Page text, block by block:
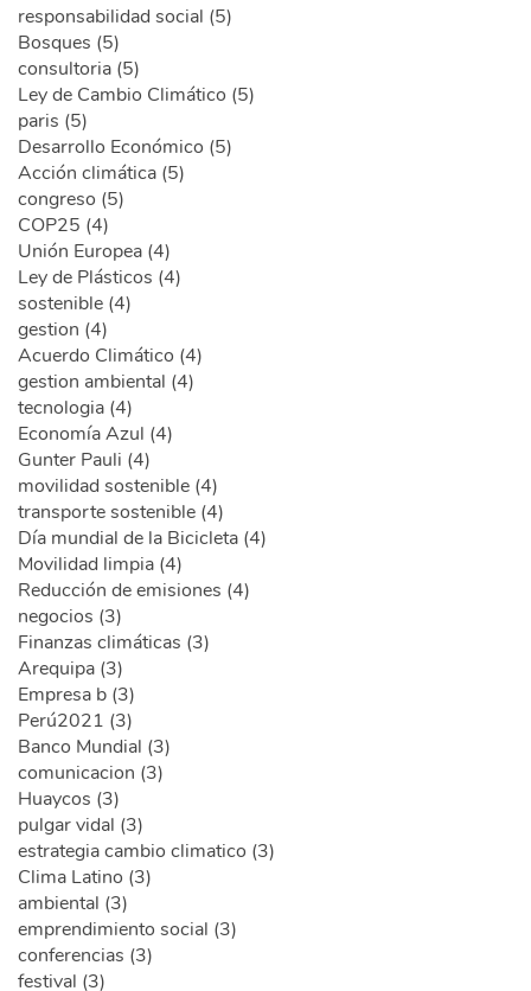
responsabilidad social (5)
Bosques (5)
consultoria (5)
Ley de Cambio Climático (5)
paris (5)
Desarrollo Económico (5)
Acción climática (5)
congreso (5)
COP25 (4)
Unión Europea (4)
Ley de Plásticos (4)
sostenible (4)
gestion (4)
Acuerdo Climático (4)
gestion ambiental (4)
tecnologia (4)
Economía Azul (4)
Gunter Pauli (4)
movilidad sostenible (4)
transporte sostenible (4)
Día mundial de la Bicicleta (4)
Movilidad limpia (4)
Reducción de emisiones (4)
negocios (3)
Finanzas climáticas (3)
Arequipa (3)
Empresa b (3)
Perú2021 (3)
Banco Mundial (3)
comunicacion (3)
Huaycos (3)
pulgar vidal (3)
estrategia cambio climatico (3)
Clima Latino (3)
ambiental (3)
emprendimiento social (3)
conferencias (3)
festival (3)